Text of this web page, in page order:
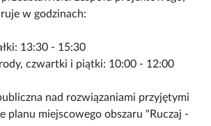
w godzinach:
13:30 - 15:30
czwartki i piątki: 10:00 - 12:00
nad rozwiązaniami przyjętymi
planu miejscowego obszaru "Ruczaj -